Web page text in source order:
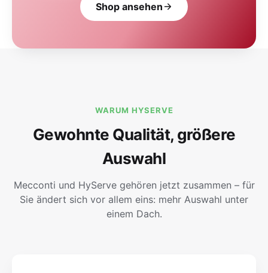
Shop ansehen
WARUM HYSERVE
Gewohnte Qualität, größere
Auswahl
Mecconti und HyServe gehören jetzt zusammen – für
Sie ändert sich vor allem eins: mehr Auswahl unter
einem Dach.